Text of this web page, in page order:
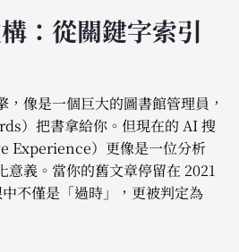
：從關鍵字索引
像是一個巨大的圖書館管理員，
）把書拿給你。但現在的 AI 搜
Experience）更像是一位分析
意義。當你的舊文章停留在 2021
不僅是「過時」，更被判定為